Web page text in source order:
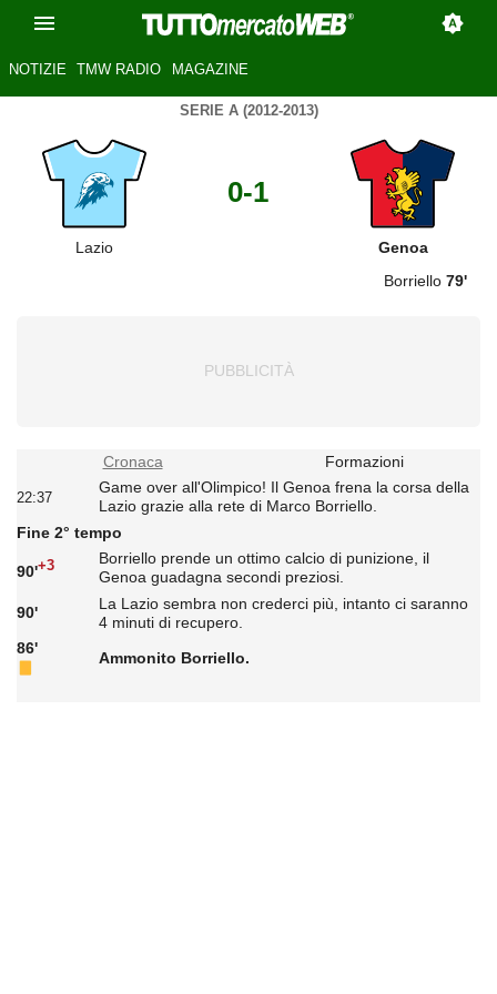
NOTIZIE TMW RADIO MAGAZINE
SERIE A (2012-2013)
Lazio
0-1
Genoa
Borriello 79'
Cronaca Formazioni
22:37
Game over all'Olimpico! Il Genoa frena la corsa della
Lazio grazie alla rete di Marco Borriello.
Fine 2° tempo
90'+3
Borriello prende un ottimo calcio di punizione, il
Genoa guadagna secondi preziosi.
90'
La Lazio sembra non crederci più, intanto ci saranno
4 minuti di recupero.
86'
Ammonito Borriello.